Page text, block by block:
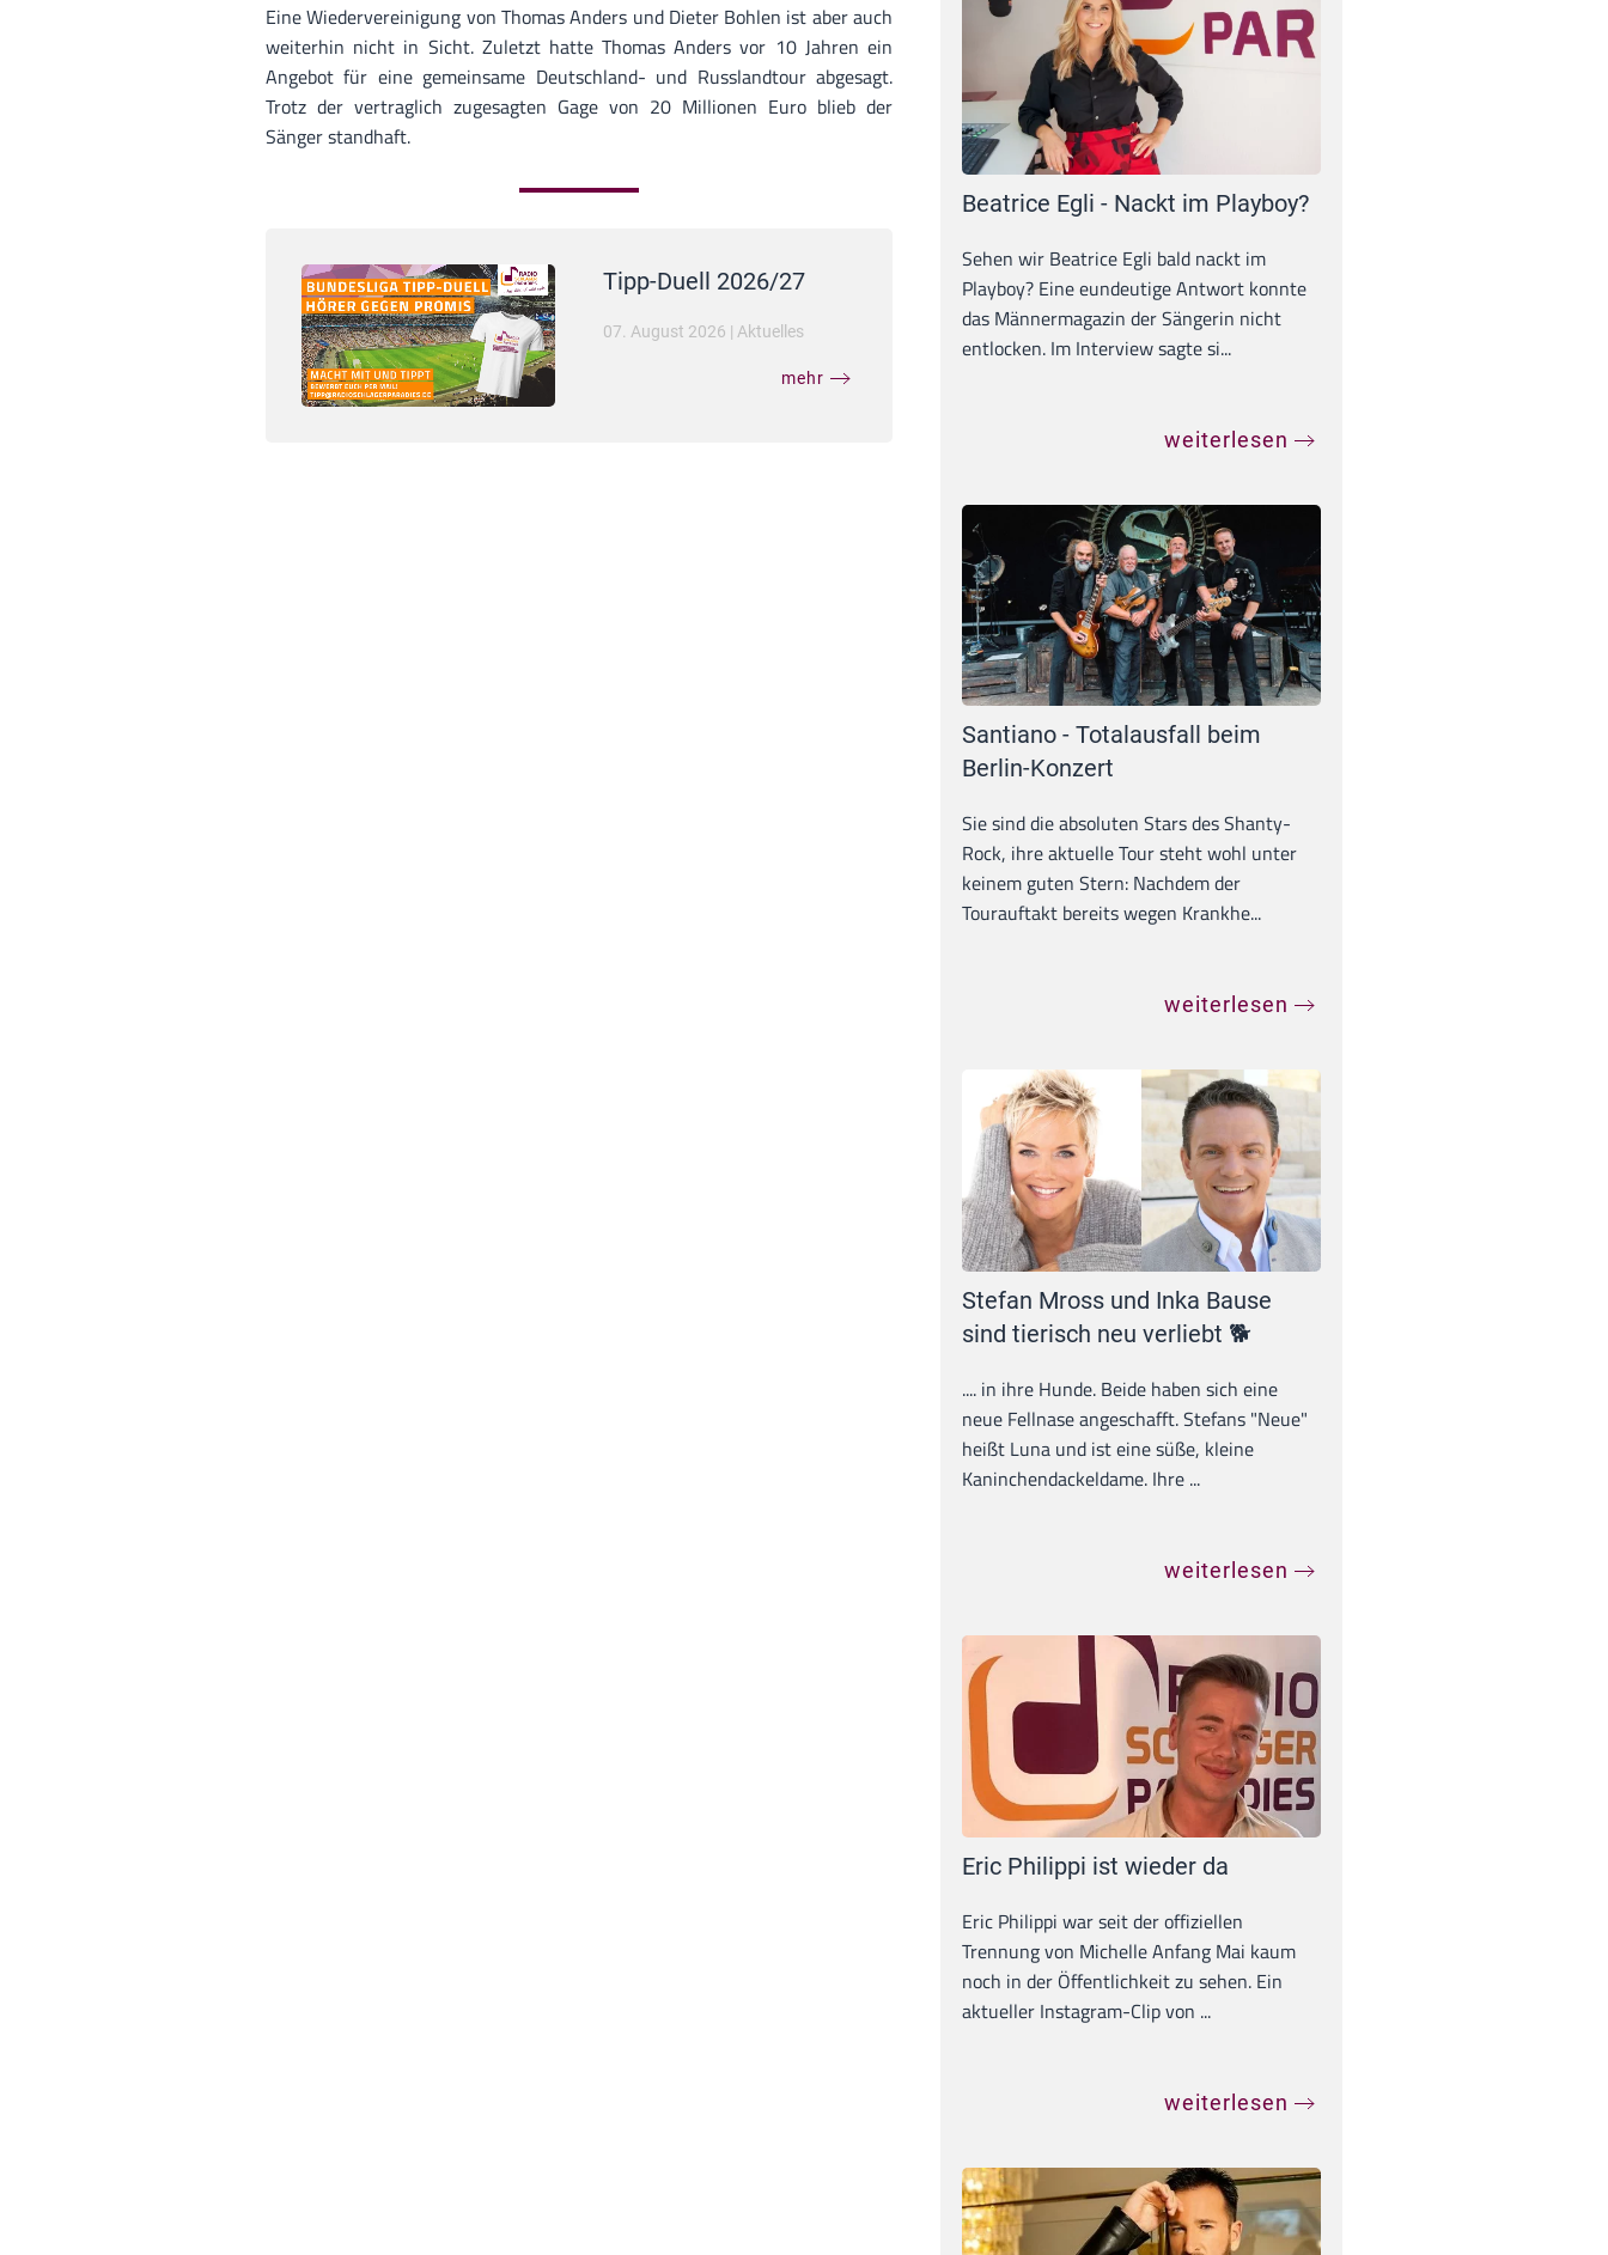
Eine Wiedervereinigung von Thomas Anders und Dieter Bohlen ist aber auch
weiterhin nicht in Sicht. Zuletzt hatte Thomas Anders vor 10 Jahren ein
Angebot für eine gemeinsame Deutschland- und Russlandtour abgesagt.
Trotz der vertraglich zugesagten Gage von 20 Millionen Euro blieb der
Sänger standhaft.
Tipp-Duell 2026/27
07. August 2026 | Aktuelles
mehr
Beatrice Egli - Nackt im Playboy?
Sehen wir Beatrice Egli bald nackt im
Playboy? Eine eundeutige Antwort konnte
das Männermagazin der Sängerin nicht
entlocken. Im Interview sagte si...
weiterlesen
Santiano - Totalausfall beim
Berlin-Konzert
Sie sind die absoluten Stars des Shanty-
Rock, ihre aktuelle Tour steht wohl unter
keinem guten Stern: Nachdem der
Tourauftakt bereits wegen Krankhe...
weiterlesen
Stefan Mross und Inka Bause
sind tierisch neu verliebt 🐕
.... in ihre Hunde. Beide haben sich eine
neue Fellnase angeschafft. Stefans "Neue"
heißt Luna und ist eine süße, kleine
Kaninchendackeldame. Ihre ...
weiterlesen
Eric Philippi ist wieder da
Eric Philippi war seit der offiziellen
Trennung von Michelle Anfang Mai kaum
noch in der Öffentlichkeit zu sehen. Ein
aktueller Instagram-Clip von ...
weiterlesen